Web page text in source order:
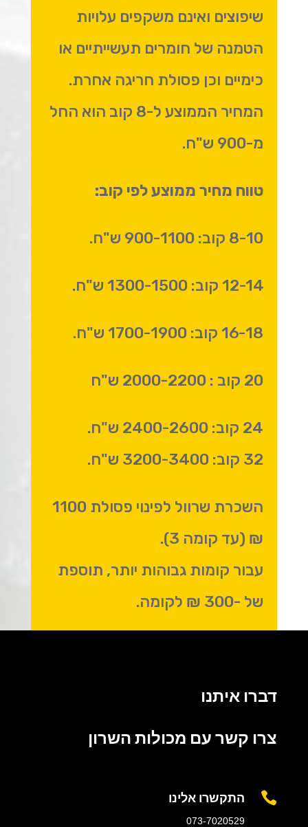
שיפוצים ואינם משקפים עלויות
הטמנה של חומרים תעשייתיים או
כימיים וכן פסולת חריגה אחרת.
המחיר הממוצע ל-8 קוב הוא החל
מ-900 ש"ח.
טווח מחיר ממוצע לפי קוב:
8-10 קוב: 900-1100 ש"ח.
12-14 קוב: 1300-1500 ש"ח.
16-18 קוב: 1700-1900 ש"ח.
20 קוב : 2000-2200 ש"ח
24 קוב: 2400-2600 ש"ח.
32 קוב: 3200-3400 ש"ח.
השכרת שרוול לפינוי פסולת 1100
₪ (עד קומה 3).
עבור קומות גבוהות יותר, תוספת
של -300 ₪ לקומה.
דברו איתנו
צרו קשר עם מכולות השרון
 התקשרו אלינו
073-7020529